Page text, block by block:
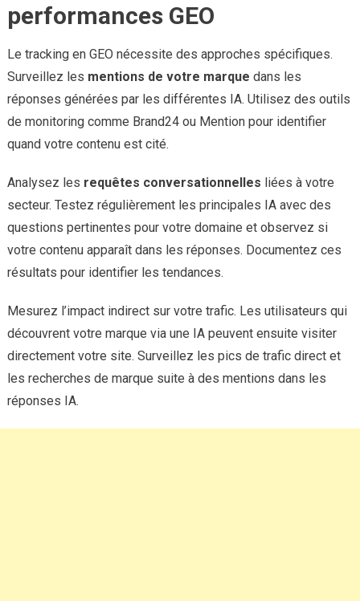
performances GEO
Le tracking en GEO nécessite des approches spécifiques.
Surveillez les mentions de votre marque dans les
réponses générées par les différentes IA. Utilisez des outils
de monitoring comme Brand24 ou Mention pour identifier
quand votre contenu est cité.
Analysez les requêtes conversationnelles liées à votre
secteur. Testez régulièrement les principales IA avec des
questions pertinentes pour votre domaine et observez si
votre contenu apparaît dans les réponses. Documentez ces
résultats pour identifier les tendances.
Mesurez l’impact indirect sur votre trafic. Les utilisateurs qui
découvrent votre marque via une IA peuvent ensuite visiter
directement votre site. Surveillez les pics de trafic direct et
les recherches de marque suite à des mentions dans les
réponses IA.